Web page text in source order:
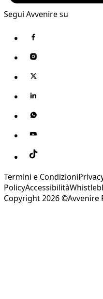
Segui Avvenire su
Termini e Condizioni
PolicyAccessibilità
Copyright 2026 ©Avvenire